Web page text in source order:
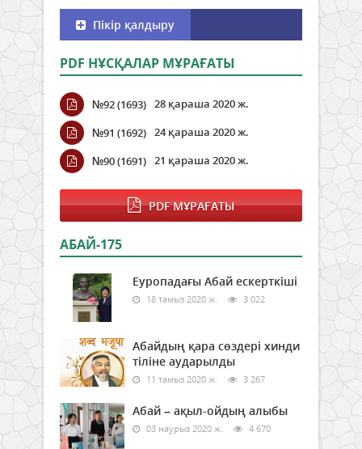
Пікір қалдыру
PDF НҰСҚАЛАР МҰРАҒАТЫ
№92 (1693)
28 қараша 2020 ж.
№91 (1692)
24 қараша 2020 ж.
№90 (1691)
21 қараша 2020 ж.
PDF МҰРАҒАТЫ
АБАЙ-175
Еуропадағы Абай ескерткіші
18 тамыз 2020 ж. 3 022
Абайдың қара сөздері хинди
тіліне аударылды
11 тамыз 2020 ж. 3 267
Абай – ақыл-ойдың алыбы
03 наурыз 2020 ж. 4 670